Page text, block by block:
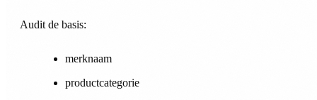
Audit de basis:
merknaam
productcategorie